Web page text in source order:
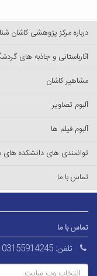
درباره مرکز پژوهشی کاشان
آثارباستانی و جاذبه های
مشاهیر کاشان
آلبوم تصاویر
آلبوم فیلم ها
توانمندی های دانشکده های
تماس با ما
تماس با ما
تلفن: 03155914245